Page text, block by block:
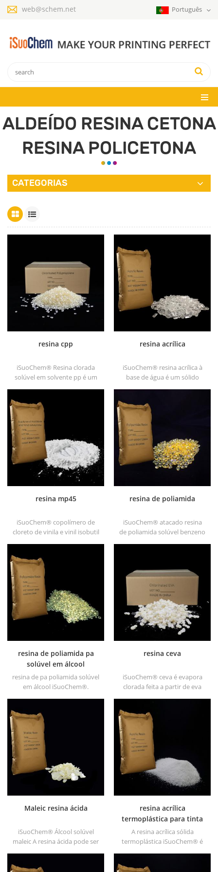
web@schem.net Português
ALDEÍDO RESINA CETONA
RESINA POLICETONA
CATEGORIAS
resina cpp
iSuoChem® Resina clorada
solúvel em solvente pp é um
em solvente para substratos
de poliolefina.
resina acrílica
iSuoChem® resina acrílica à
base de água é um sólido
boa solubilidade, alta
transparência, boa
capacidade de impressão e
boa transitividade.
resina mp45
iSuoChem® copolímero de
cloreto de vinila e vinil isobutil
aglutinante clorado e
desenvolvido para tinta de
impressão e tinta
anticorrosiva pesada.
resina de poliamida
iSuoChem® atacado resina
de poliamida solúvel benzeno
resina de poliamida pa
solúvel em álcool
resina de pa poliamida solúvel
em álcool iSuoChem®.
diferentes tipos, como DT610,
DT610A, DT610H e dt6245
resina ceva
iSuoChem® ceva é evapora
clorada feita a partir de eva
orgânico como tolueno, éster,
Maleic resina ácida
iSuoChem® Álcool solúvel
maleic A resina ácida pode ser
resina acrílica
termoplástica para tinta
A resina acrílica sólida
termoplástica iSuoChem® é